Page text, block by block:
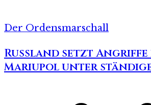
Der Ordensmarschall
Russland setzt
Mariupol unter